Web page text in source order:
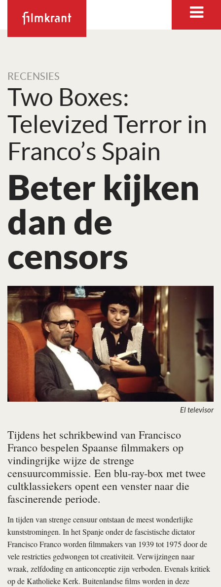
RECENSIES
Two Boxes:
Televized Terror in
Franco’s Spain
Beter kijken
dan de
censors
El televisor
Tijdens het schrikbewind van Francisco
Franco bespelen Spaanse filmmakers op
vindingrijke wijze de strenge
censuurcommissie. Een blu-ray-box met twee
cultklassiekers opent een venster naar die
fascinerende periode.
In tijden van strenge censuur ontstaan de meest wonderlijke
kunststromingen. In het Spanje onder de fascistische dictator
Francisco Franco worden filmmakers van 1939 tot 1975 door de
vele restricties gedwongen tot creativiteit. Verwijzingen naar
wraak, zelfdoding en anticonceptie zijn verboden. Evenals kritiek
op de Katholieke Kerk. Buitenlandse films worden in deze